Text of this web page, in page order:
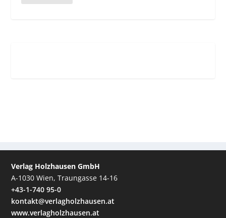
Verlag Holzhausen GmbH
A-1030 Wien, Traungasse 14-16
+43-1-740 95-0
kontakt@verlagholzhausen.at
www.verlagholzhausen.at